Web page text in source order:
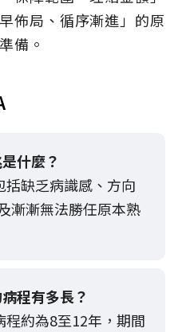
佈局、循序漸進」的原
備。
什麼？
缺乏病識感、方向
漸漸無法勝任原本熟
程有多長？
約為8至12年，期間